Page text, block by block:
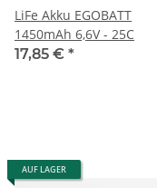
LiFe Akku EGOBATT
1450mAh 6,6V - 25C
17,85 € *
AUF LAGER